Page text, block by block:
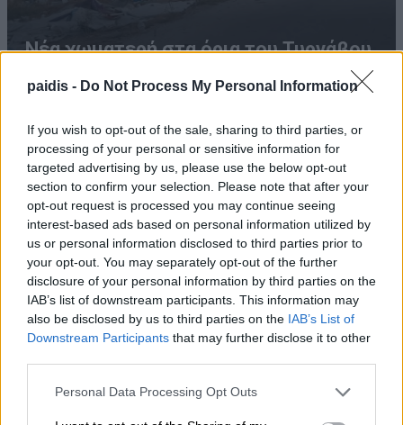
paidis - Do Not Process My Personal Information
If you wish to opt-out of the sale, sharing to third parties, or
processing of your personal or sensitive information for
targeted advertising by us, please use the below opt-out
section to confirm your selection. Please note that after your
opt-out request is processed you may continue seeing
interest-based ads based on personal information utilized by
us or personal information disclosed to third parties prior to
your opt-out. You may separately opt-out of the further
disclosure of your personal information by third parties on the
IAB’s list of downstream participants. This information may
also be disclosed by us to third parties on the IAB’s List of
Downstream Participants that may further disclose it to other
Personal Data Processing Opt Outs
Νέα χωματερή στα όρια του Τυρνάβου
Συναγερμός στη Βουλγαρία: Drone αγνώστου
προέλευσης εξερράγη κοντά σε μεγάλο αγωγό
φυσικού αερίου